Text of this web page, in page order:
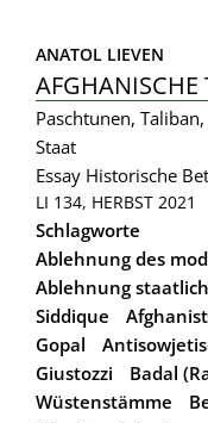
ANATOL LIEVEN
AFGHANISCHE
Paschtunen,
Staat
Essay Historische
LI 134, HERBST 2021
Schlagworte
Ablehnung des
Ablehnung
Siddique
Gopal
Giustozzi
Badal
Wüstenstämme